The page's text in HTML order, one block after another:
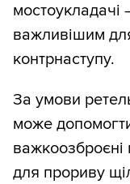
важливішим
контрнаступу.
За умови
може
важкоозброєні
для прориву